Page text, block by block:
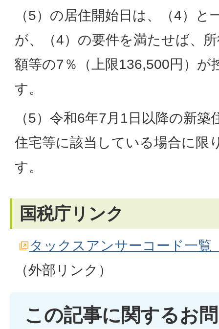
（5）の居住開始日は、（4）
が、（4）の要件を満たせば、
額等の7％（上限136,500円）が
す。
（5）令和6年7月1日以降の新
住宅等に該当している場合に限
す。
国税庁リンク
タックスアンサーコード一覧
（外部リンク）
この記事に関するお